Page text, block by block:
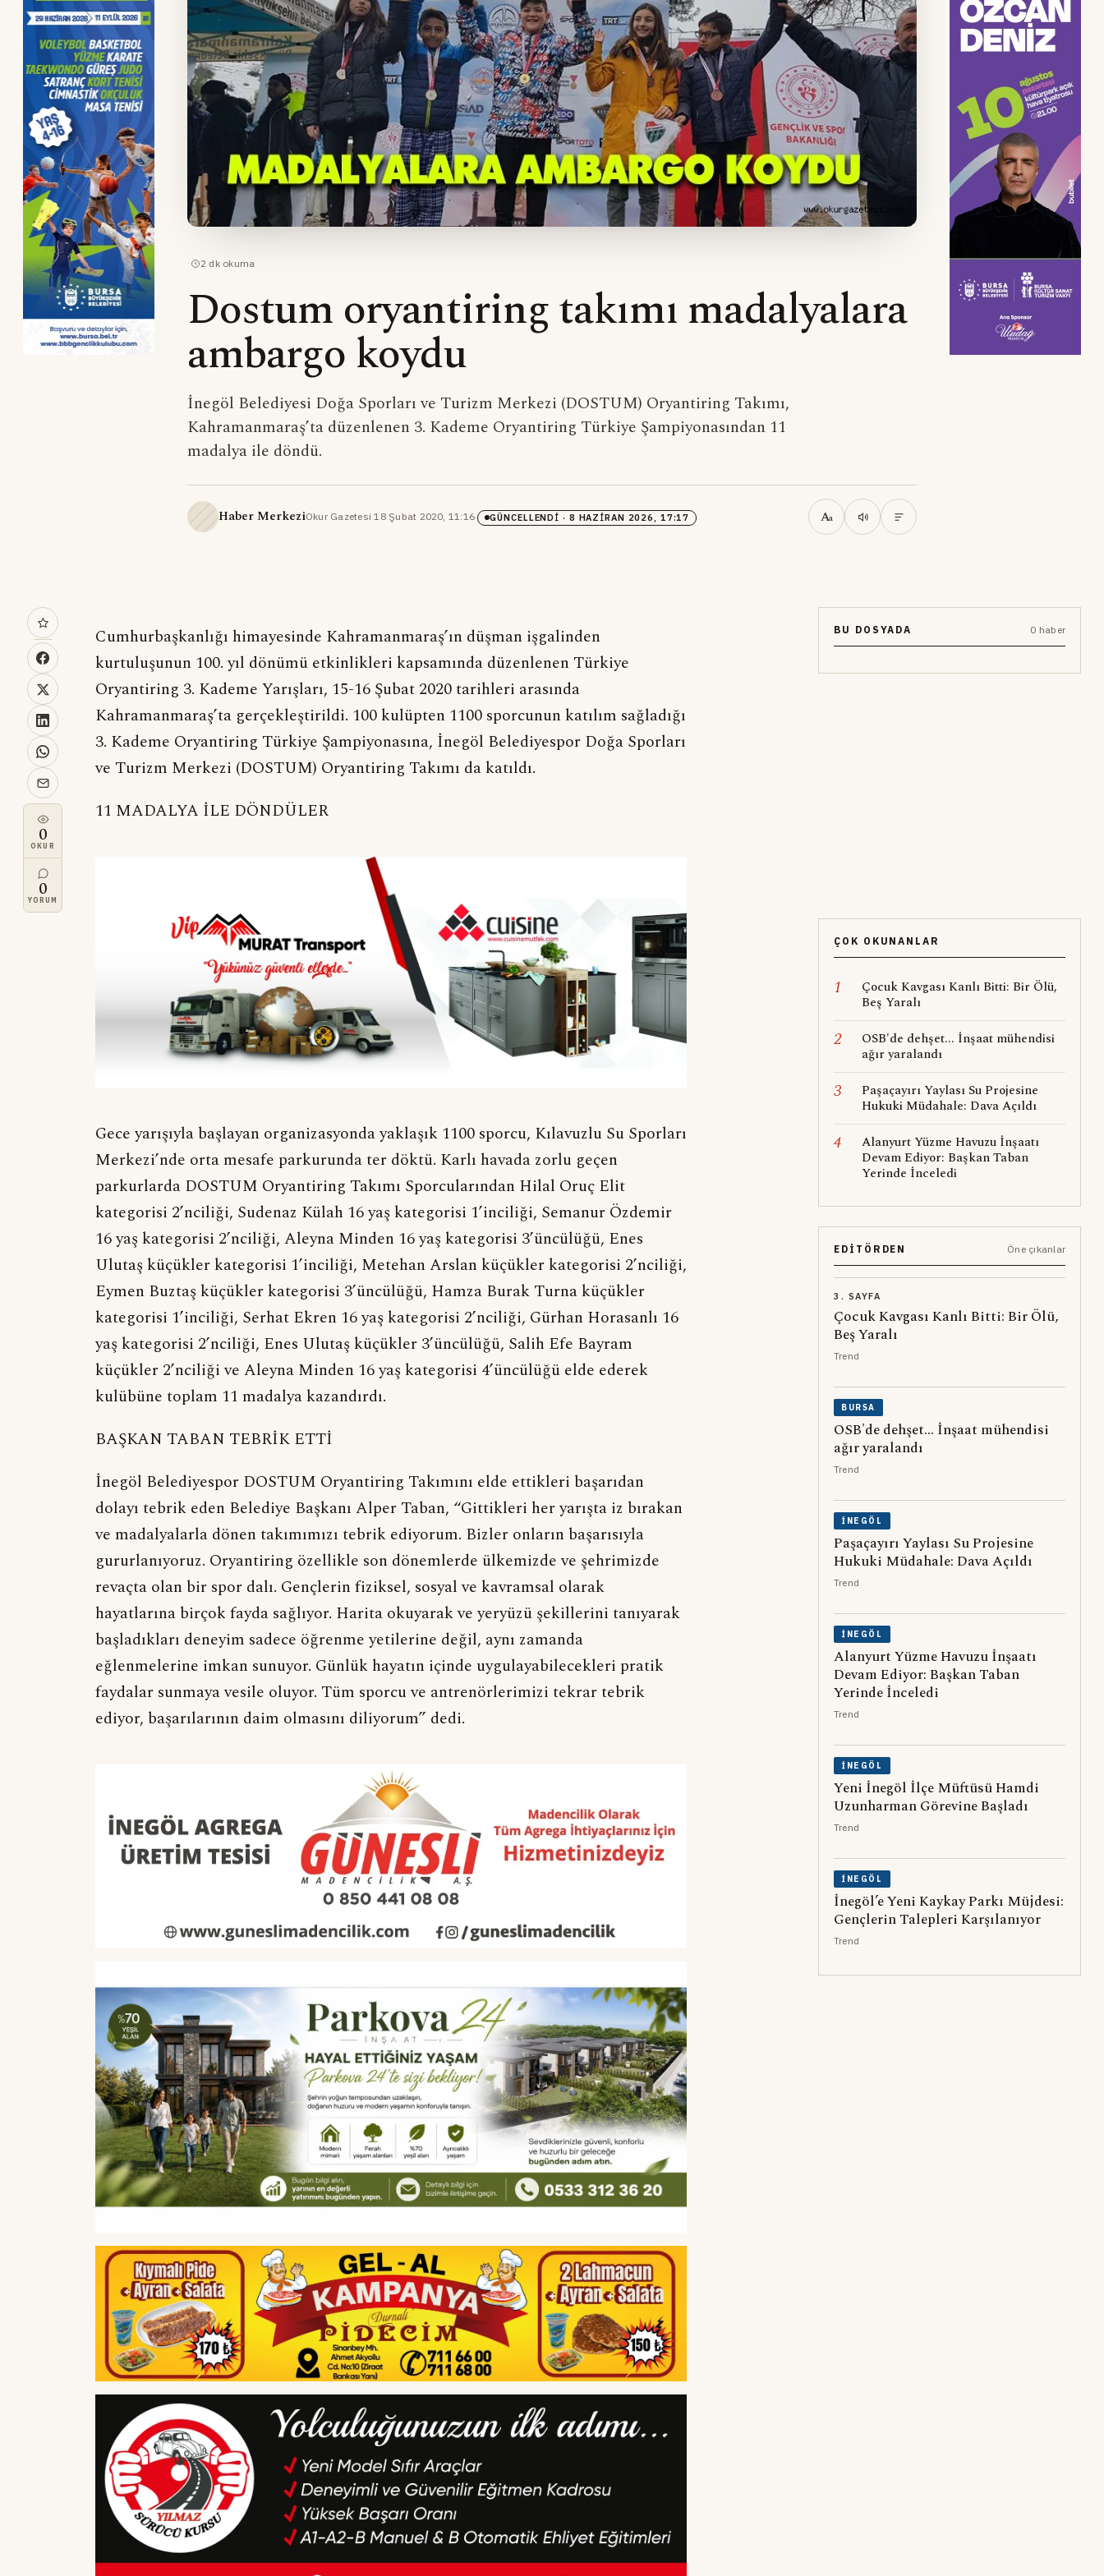
· 2 dk okuma
Dostum oryantiring takımı madalyalara
ambargo koydu
İnegöl Belediyesi Doğa Sporları ve Turizm Merkezi (DOSTUM) Oryantiring Takımı,
Kahramanmaraş’ta düzenlenen 3. Kademe Oryantiring Türkiye Şampiyonasından 11
madalya ile döndü.
Haber MerkeziOkur Gazetesi·18 Şubat 2020, 11:16· GÜNCELLENDI · 8 HAZIRAN 2026, 17:17 Aa
0
OKUR
0
YORUM
Cumhurbaşkanlığı himayesinde Kahramanmaraş’ın düşman işgalinden
kurtuluşunun 100. yıl dönümü etkinlikleri kapsamında düzenlenen Türkiye
Oryantiring 3. Kademe Yarışları, 15-16 Şubat 2020 tarihleri arasında
Kahramanmaraş’ta gerçekleştirildi. 100 kulüpten 1100 sporcunun katılım sağladığı
3. Kademe Oryantiring Türkiye Şampiyonasına, İnegöl Belediyespor Doğa Sporları
ve Turizm Merkezi (DOSTUM) Oryantiring Takımı da katıldı.
11 MADALYA İLE DÖNDÜLER
Gece yarışıyla başlayan organizasyonda yaklaşık 1100 sporcu, Kılavuzlu Su Sporları
Merkezi’nde orta mesafe parkurunda ter döktü. Karlı havada zorlu geçen
parkurlarda DOSTUM Oryantiring Takımı Sporcularından Hilal Oruç Elit
kategorisi 2’nciliği, Sudenaz Külah 16 yaş kategorisi 1’inciliği, Semanur Özdemir
16 yaş kategorisi 2’nciliği, Aleyna Minden 16 yaş kategorisi 3’üncülüğü, Enes
Ulutaş küçükler kategorisi 1’inciliği, Metehan Arslan küçükler kategorisi 2’nciliği,
Eymen Buztaş küçükler kategorisi 3’üncülüğü, Hamza Burak Turna küçükler
kategorisi 1’inciliği, Serhat Ekren 16 yaş kategorisi 2’nciliği, Gürhan Horasanlı 16
yaş kategorisi 2’nciliği, Enes Ulutaş küçükler 3’üncülüğü, Salih Efe Bayram
küçükler 2’nciliği ve Aleyna Minden 16 yaş kategorisi 4’üncülüğü elde ederek
kulübüne toplam 11 madalya kazandırdı.
BAŞKAN TABAN TEBRİK ETTİ
İnegöl Belediyespor DOSTUM Oryantiring Takımını elde ettikleri başarıdan
dolayı tebrik eden Belediye Başkanı Alper Taban, “Gittikleri her yarışta iz bırakan
ve madalyalarla dönen takımımızı tebrik ediyorum. Bizler onların başarısıyla
gururlanıyoruz. Oryantiring özellikle son dönemlerde ülkemizde ve şehrimizde
revaçta olan bir spor dalı. Gençlerin fiziksel, sosyal ve kavramsal olarak
hayatlarına birçok fayda sağlıyor. Harita okuyarak ve yeryüzü şekillerini tanıyarak
başladıkları deneyim sadece öğrenme yetilerine değil, aynı zamanda
eğlenmelerine imkan sunuyor. Günlük hayatın içinde uygulayabilecekleri pratik
faydalar sunmaya vesile oluyor. Tüm sporcu ve antrenörlerimizi tekrar tebrik
ediyor, başarılarının daim olmasını diliyorum” dedi.
BU DOSYADA 0 haber
ÇOK OKUNANLAR
1
Çocuk Kavgası Kanlı Bitti: Bir Ölü,
Beş Yaralı
2
OSB'de dehşet... İnşaat mühendisi
ağır yaralandı
3
Paşaçayırı Yaylası Su Projesine
Hukuki Müdahale: Dava Açıldı
4
Alanyurt Yüzme Havuzu İnşaatı
Devam Ediyor: Başkan Taban
Yerinde İnceledi
EDITÖRDEN Öne çıkanlar
3. SAYFA
Çocuk Kavgası Kanlı Bitti: Bir Ölü,
Beş Yaralı
Trend
BURSA
OSB'de dehşet... İnşaat mühendisi
ağır yaralandı
Trend
İNEGÖL
Paşaçayırı Yaylası Su Projesine
Hukuki Müdahale: Dava Açıldı
Trend
İNEGÖL
Alanyurt Yüzme Havuzu İnşaatı
Devam Ediyor: Başkan Taban
Yerinde İnceledi
Trend
İNEGÖL
Yeni İnegöl İlçe Müftüsü Hamdi
Uzunharman Görevine Başladı
Trend
İNEGÖL
İnegöl’e Yeni Kaykay Parkı Müjdesi:
Gençlerin Talepleri Karşılanıyor
Trend